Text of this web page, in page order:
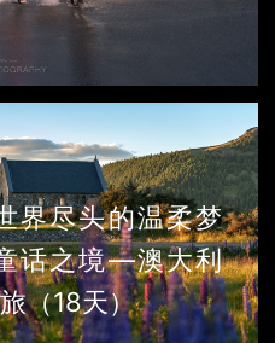
界尽头的温柔梦
话之境—澳大利
（18天）